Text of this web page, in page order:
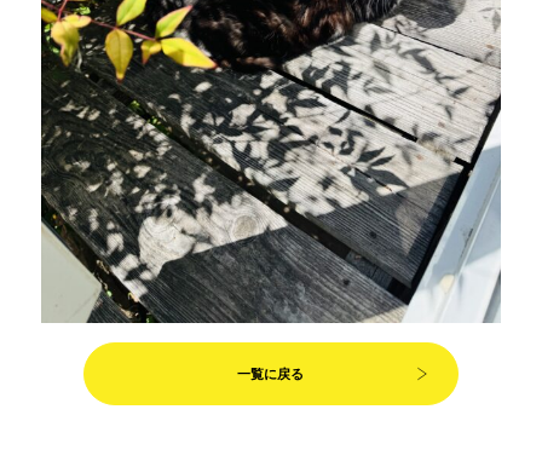
一覧に戻る